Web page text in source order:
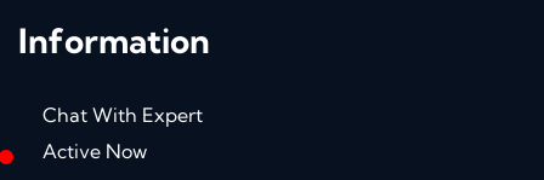
Information
Chat With Expert
Active Now